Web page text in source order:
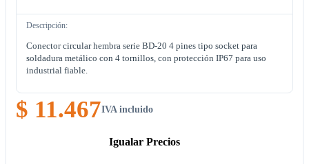
Descripción:
Conector circular hembra serie BD-20 4 pines tipo socket para
soldadura metálico con 4 tornillos, con protección IP67 para uso
industrial fiable.
$ 11.467IVA incluido
Igualar Precios